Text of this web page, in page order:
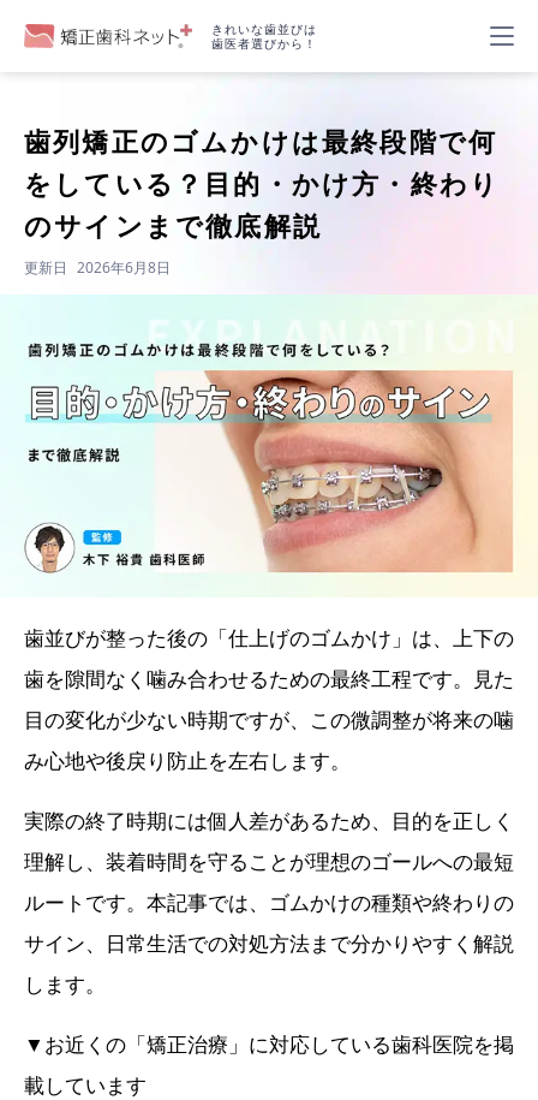
きれいな歯並びは
歯医者選びから！
歯列矯正のゴムかけは最終段階で何
をしている？目的・かけ方・終わり
のサインまで徹底解説
更新日 2026年6月8日
歯並びが整った後の「仕上げのゴムかけ」は、上下の
歯を隙間なく噛み合わせるための最終工程です。見た
目の変化が少ない時期ですが、この微調整が将来の噛
み心地や後戻り防止を左右します。
実際の終了時期には個人差があるため、目的を正しく
理解し、装着時間を守ることが理想のゴールへの最短
ルートです。本記事では、ゴムかけの種類や終わりの
サイン、日常生活での対処方法まで分かりやすく解説
します。
▼お近くの「矯正治療」に対応している歯科医院を掲
載しています